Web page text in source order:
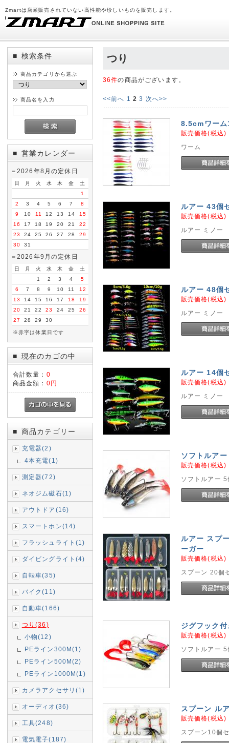
Zmartは店頭販売されていない高性能や珍しいものを販売します。
■ 検索条件
商品カテゴリから選ぶ
商品名を入力
■ 営業カレンダー
2026年8月の定休日
日 月 火 水 木 金
土
1
2
3 4 5 6 7
8
9
10 11 12 13 14
15
16
17 18 19 20 21
22
23
24 25 26 27 28
29
30
31
2026年9月の定休日
日 月 火 水 木 金
土
1
2 3 4
5
6
7 8 9 10 11
12
13
14 15 16 17 18
19
20
21 22 23 24 25
26
27
28 29 30
※赤字は休業日です
■ 現在のカゴの中
合計数量： 0
商品金額： 0円
■ 商品カテゴリー
充電器(2)
4本充電(1)
測定器(72)
ネオジム磁石(1)
アウトドア(16)
スマートホン(14)
フラッシュライト(1)
ダイビングライト(4)
自転車(35)
バイク(11)
自動車(166)
つり(36)
小物(12)
PEライン300M(1)
PEライン500M(2)
PEライン1000M(1)
カメラアクセサリ(1)
オーディオ(36)
工具(248)
電気電子(187)
つり
36件の商品がございます。
<<前へ 1 2 3 次へ>>
8.5cmワー
販売価格(税込
ワーム
ルアー 43個
販売価格(税込
ルアー ミノー
ルアー 48個
販売価格(税込
ルアー ミノー
ルアー 14個
販売価格(税込
ルアー ミノー
ソフトルア
販売価格(税込
ソフトルアー 5
ルアー スプ
ーガー
販売価格(税込
スプーン 20個
ジグフック
販売価格(税込
ソフトルアー 5
スプーン ル
販売価格(税込
スプーン10個